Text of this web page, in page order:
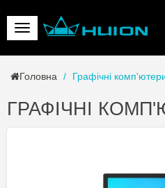
Головна Графічні
ГРАФІЧНІ